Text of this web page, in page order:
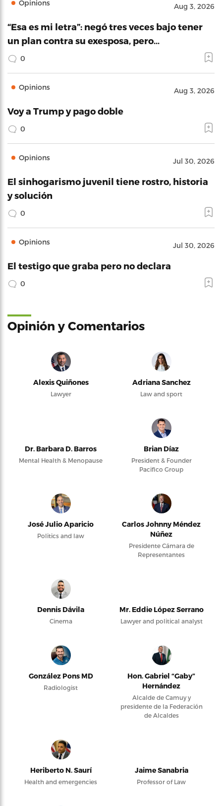
Opinions Aug 3, 2026
“Esa es mi letra”: negó tres veces bajo tener
un plan contra su exesposa, pero…
0
Opinions Aug 3, 2026
Voy a Trump y pago doble
0
Opinions Jul 30, 2026
El sinhogarismo juvenil tiene rostro, historia
y solución
0
Opinions Jul 30, 2026
El testigo que graba pero no declara
0
Opinión y Comentarios
Alexis Quiñones
Lawyer
Adriana Sanchez
Law and sport
Dr. Barbara D. Barros
Mental Health & Menopause
Brian Díaz
President & Founder
Pacifico Group
José Julio Aparicio
Politics and law
Carlos Johnny Méndez
Núñez
Presidente Cámara de
Representantes
Dennis Dávila
Cinema
Mr. Eddie López Serrano
Lawyer and political analyst
González Pons MD
Radiologist
Hon. Gabriel “Gaby”
Hernández
Alcalde de Camuy y
presidente de la Federación
de Alcaldes
Heriberto N. Saurí
Health and emergencies
Jaime Sanabria
Professor of Law